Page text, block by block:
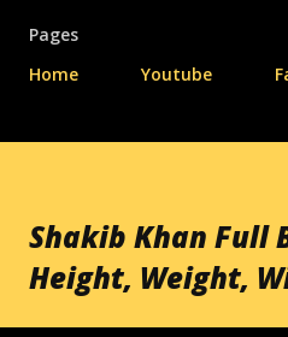
Pages
Home
Youtube
Shakib Khan Full
Height, Weight,